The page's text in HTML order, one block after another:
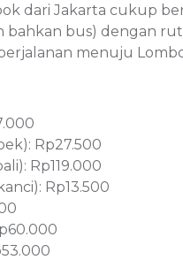
dari Jakarta cukup
bus) dengan
menuju
Rp27.500
Rp119.000
Rp13.500